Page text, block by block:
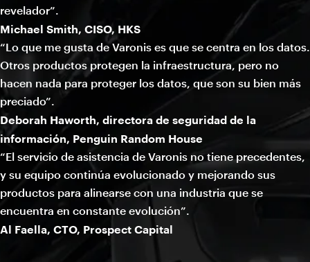
revelador”.
Michael Smith, CISO, HKS
“Lo que me gusta de Varonis es que se centra en los datos.
Otros productos protegen la infraestructura, pero no
hacen nada para proteger los datos, que son su bien más
preciado”.
Deborah Haworth, directora de seguridad de la
información, Penguin Random House
“El servicio de asistencia de Varonis no tiene precedentes,
y su equipo continúa evolucionado y mejorando sus
productos para alinearse con una industria que se
encuentra en constante evolución”.
Al Faella, CTO, Prospect Capital